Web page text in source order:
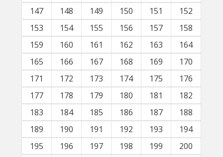
147
148 149 150 151
152
153
154 155 156 157
158
159
160 161 162 163
164
165
166 167 168 169
170
171
172 173 174 175
176
177
178 179 180 181
182
183
184 185 186 187
188
189
190 191 192 193
194
195
196 197 198 199
200